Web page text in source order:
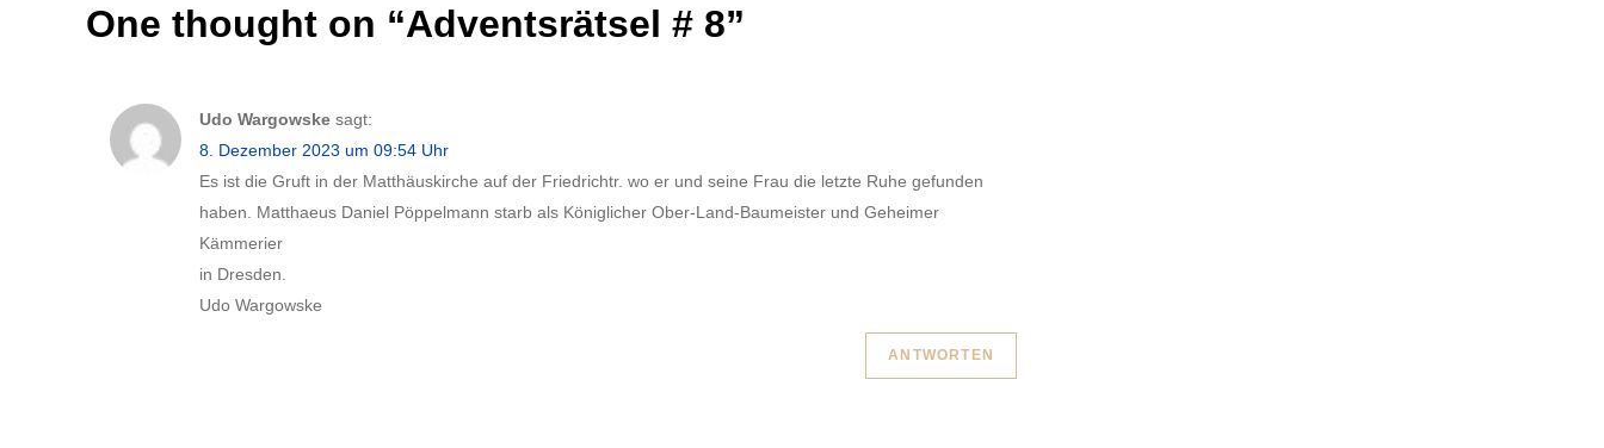
One thought on “Adventsrätsel # 8”
Udo Wargowske sagt:
8. Dezember 2023 um 09:54 Uhr
Es ist die Gruft in der Matthäuskirche auf der Friedrichtr. wo er und seine Frau die letzte Ruhe gefunden
haben. Matthaeus Daniel Pöppelmann starb als Königlicher Ober-Land-Baumeister und Geheimer
Kämmerier
in Dresden.
Udo Wargowske
ANTWORTEN